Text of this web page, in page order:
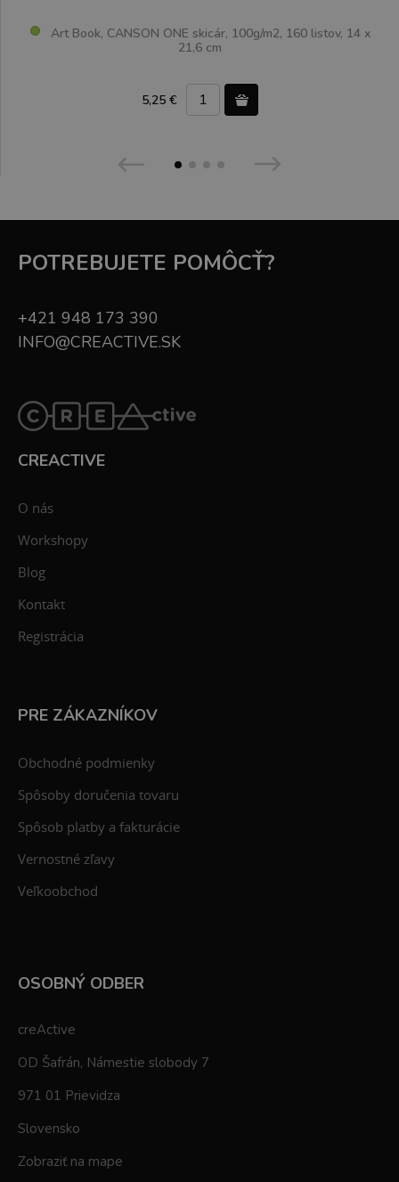
Art Book, CANSON ONE skicár, 100g/m2, 160 listov, 14 x
21,6 cm
5,25 €
POTREBUJETE POMÔCŤ?
+421 948 173 390
INFO@CREACTIVE.SK
CREACTIVE
O nás
Workshopy
Blog
Kontakt
Registrácia
PRE ZÁKAZNÍKOV
Obchodné podmienky
Spôsoby doručenia tovaru
Spôsob platby a fakturácie
Vernostné zľavy
Veľkoobchod
OSOBNÝ ODBER
creActive
OD Šafrán, Námestie slobody 7
971 01 Prievidza
Slovensko
Zobraziť na mape